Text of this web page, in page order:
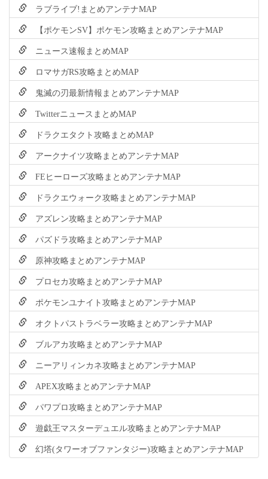
ラブライブ!まとめアンテナMAP
【ポケモンSV】ポケモン攻略まとめアンテナMAP
ニュース速報まとめMAP
ロマサガRS攻略まとめMAP
鬼滅の刃最新情報まとめアンテナMAP
TwitterニュースまとめMAP
ドラクエタクト攻略まとめMAP
アークナイツ攻略まとめアンテナMAP
FEヒーローズ攻略まとめアンテナMAP
ドラクエウォーク攻略まとめアンテナMAP
アズレン攻略まとめアンテナMAP
パズドラ攻略まとめアンテナMAP
原神攻略まとめアンテナMAP
プロセカ攻略まとめアンテナMAP
ポケモンユナイト攻略まとめアンテナMAP
オクトパストラベラー攻略まとめアンテナMAP
ブルアカ攻略まとめアンテナMAP
ニーアリィンカネ攻略まとめアンテナMAP
APEX攻略まとめアンテナMAP
パワプロ攻略まとめアンテナMAP
遊戯王マスターデュエル攻略まとめアンテナMAP
幻塔(タワーオブファンタジー)攻略まとめアンテナMAP